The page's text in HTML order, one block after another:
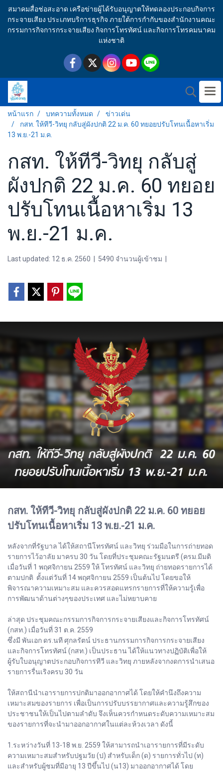
สมาคมสื่อช่อสะอาด เครือข่ายผู้ได้รับอนุญาตให้ทดลองประกอบกิจการ
กระจายเสียง ประเภทบริการธุรกิจ ภายใต้การกำกับของสำนักงานคณะ
กรรมการกิจการกระจายเสียง กิจการโทรทัศน์ และกิจการโทรคมนาคม
แห่งชาติ
หน้าแรก บทความทั้งหมด
ข่าวเด่น
กสท. ให้ทีวี-วิทยุ กลับสู่ผังปกติ 22 ม.ค. 60 ทยอยปรับโทนเนื้อหาเริ่ม
13 พ.ย.-21 ม.ค.
กสท. ให้ทีวี-วิทยุ กลับสู่
ผังปกติ 22 ม.ค. 60 ทยอย
ปรับโทนเนื้อหาเริ่ม 13
พ.ย.-21 ม.ค.
Last updated: 12 ธ.ค. 2560 5490 จำนวนผู้เข้าชม
กสท. ให้ทีวี-วิทยุ กลับสู่ผังปกติ 22 ม.ค. 60 ทยอย
ปรับโทนเนื้อหาเริ่ม 13 พ.ย.-21 ม.ค.
หลังจากที่รัฐบาล ได้ให้สถานีโทรทัศน์ และวิทยุ ร่วมมือในการถ่ายทอด
รายการไว้อาลัย มาครบ 30 วัน โดยที่ประชุมคณะรัฐมนตรี (ครม.มีมติ
เมื่อวันที่ 1 พฤศจิกายน 2559 ให้ โทรทัศน์ และวิทยุ ถ่ายทอดรายการได้
ตามปกติ ตั้งแต่วันที่ 14 พฤศจิกายน 2559 เป็นต้นไป โดยขอให้
พิจารณาความเหมาะสม และควรสอดแทรกรายการที่ให้ความรู้เพื่อ
การพัฒนาด้านต่างๆของประเทศ และไม่หยาบคาย
ล่าสุด ประชุมคณะกรรมการกิจการกระจายเสียงและกิจการโทรทัศน์
(กสท.) เมื่อวันที่ 31 ต.ค. 2559
ซึ่งมี พันเอก ดร.นที ศุกลรัตน์ ประธานกรรมการกิจการกระจายเสียง
และกิจการโทรทัศน์ (กสท.) เป็นประธาน ได้ให้แนวทางปฏิบัติเพื่อให้
ผู้รับใบอนุญาตประกอบกิจการทีวี และวิทยุ ภายหลังจากงดการนำเสนอ
รายการรื่นเริงครบ 30 วัน
ให้สถานีนำเอารายการปกติมาออกอากาศได้ โดยให้คำนึงถึงความ
เหมาะสมของรายการ เพื่อเป็นการปรับบรรยากาศและความรู้สึกของ
ประชาชนให้เป็นไปตามลำดับ จึงเห็นควรกำหนดระดับความเหมาะสม
ของรายการที่จะนำมาออกอากาศในแต่ละห้วงเวลา ดังนี้
1.ระหว่างวันที่ 13-18 พ.ย. 2559 ให้สามารถนำเอารายการที่มีระดับ
ความเหมาะสมสำหรับปฐมวัย (ป) สำหรับเด็ก (ด) รายการทั่วไป (ท)
และสำหรับผู้ชมที่มีอายุ 13 ปีขึ้นไป (น13) มาออกอากาศได้ โดย